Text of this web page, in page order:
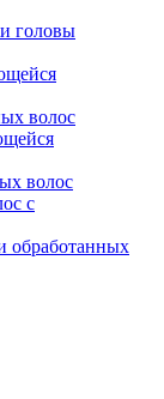
головы
волос
волос
с
обработанных